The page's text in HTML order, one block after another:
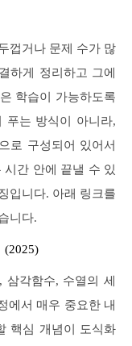
껍거나 문제 수가 많
하게 정리하고 그에
학습이 가능하도록
푸는 방식이 아니라,
로 구성되어 있어서
시간 안에 끝낼 수 있
입니다. 아래 링크를
니다.
(2025)
각함수, 수열의 세
에서 매우 중요한 내
핵심 개념이 도식화